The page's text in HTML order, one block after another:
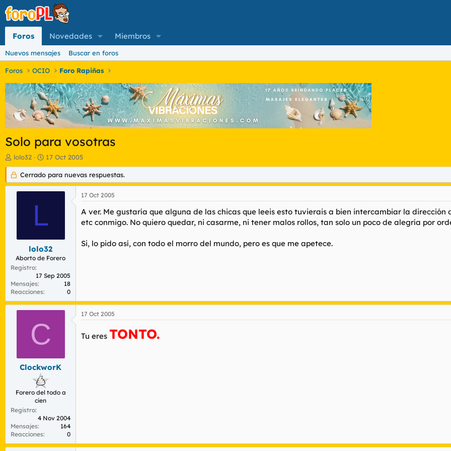
Foros Novedades Miembros
Nuevos mensajes Buscar en foros
Foros OCIO Foro Rapiñas
Solo para vosotras
I
n
i
c
d
t
m
a
lolo32
F
e
c
h
a
i
c
i
17 Oct 2005
Cerrado para nuevas respuestas.
L
lolo32
Aborto de Forero
Registro
17 Sep 2005
Mensajes
18
Reacciones
0
17 Oct 2005
A ver. Me gustaría que alguna de las chicas que leeis esto tuvierais a bien intercambiar la
etc conmigo. No quiero quedar, ni casarme, ni tener malos rollos, tan solo un poco de alegría por
Si, lo pido así, con todo el morro del mundo, pero es que me apetece.
C
ClockworK
Forero del todo a
cien
Registro
4 Nov 2004
Mensajes
164
Reacciones
0
17 Oct 2005
Tu eres TONTO.